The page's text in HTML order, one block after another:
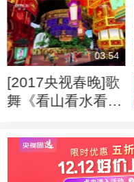
03:54
[2017央视春晚]歌
舞《看山看水看中
宏 张也（字幕
版）